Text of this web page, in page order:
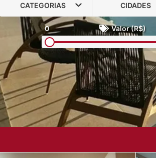
CATEGORIAS CIDADES
0 Valor (R$)